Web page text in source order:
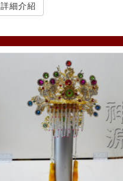
詳細介紹